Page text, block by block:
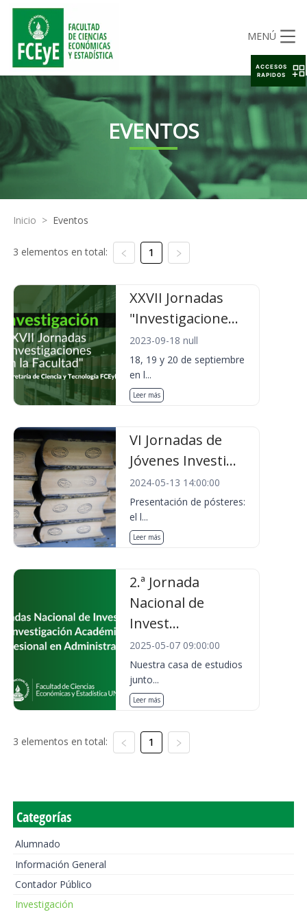
MENÚ
EVENTOS
Inicio > Eventos
3 elementos en total: 1
XXVII Jornadas
"Investigacione...
2023-09-18 null
18, 19 y 20 de septiembre
en l...
Leer más
VI Jornadas de
Jóvenes Investi...
2024-05-13 14:00:00
Presentación de pósteres:
el l...
Leer más
2.ª Jornada
Nacional de
Invest...
2025-05-07 09:00:00
Nuestra casa de estudios
junto...
Leer más
3 elementos en total: 1
Categorías
Alumnado
Información General
Contador Público
Investigación
ACCESOS
RAPIDOS